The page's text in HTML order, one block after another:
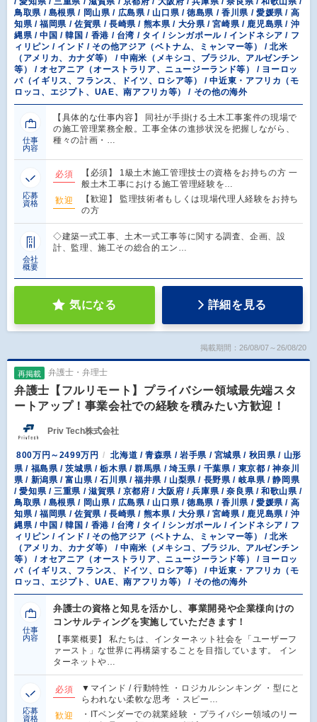
鳥取県 / 島根県 / 岡山県 / 広島県 / 山口県 / 徳島県 / 香川県 / 愛媛県 / 高
知県 / 福岡県 / 佐賀県 / 長崎県 / 熊本県 / 大分県 / 宮崎県 / 鹿児島県 / 沖
縄県 / 中国 / 韓国 / 香港 / 台湾 / タイ / シンガポール / インドネシア / フ
ィリピン / インド / その他アジア（ベトナム、ミャンマー等） / 北米
（アメリカ、カナダ等） / 中南米（メキシコ、ブラジル、アルゼンチン
等） / オセアニア（オーストラリア、ニュージーランド等） / ヨーロッ
パ（イギリス、フランス、ドイツ、ロシア等） / 中近東・アフリカ（モ
ロッコ、エジプト、UAE、南アフリカ等） / その他の海外
仕事
内容
【具体的な仕事内容】 同社が手掛ける土木工事案件の現場で
の施工管理業務全般。工事全体の進捗状況を把握しながら、
種々の計画・…
応募
資格
必須
【必須】 1級土木施工管理技士の資格をお持ちの方 一
般土木工事における施工管理経験を…
歓迎
【歓迎】 監理技術者もしくは現場代理人経験をお持ち
の方
会社
概要
◇建築一式工事、土木一式工事等に関する調査、企画、設
計、監理、施工その総合的エン…
気になる 詳細を見る
掲載期間：26/08/07～26/08/20
再掲載 弁護士・弁理士
弁護士【フルリモート】プライバシー領域最先端スタ
ートアップ！事業会社での経験を積みたい方歓迎！
Priv Tech株式会社
800万円～2499万円
北海道 / 青森県 / 岩手県 / 宮城県 / 秋田県 / 山形
県 / 福島県 / 茨城県 / 栃木県 / 群馬県 / 埼玉県 / 千葉県 / 東京都 / 神奈川
県 / 新潟県 / 富山県 / 石川県 / 福井県 / 山梨県 / 長野県 / 岐阜県 / 静岡県
/ 愛知県 / 三重県 / 滋賀県 / 京都府 / 大阪府 / 兵庫県 / 奈良県 / 和歌山県 /
鳥取県 / 島根県 / 岡山県 / 広島県 / 山口県 / 徳島県 / 香川県 / 愛媛県 / 高
知県 / 福岡県 / 佐賀県 / 長崎県 / 熊本県 / 大分県 / 宮崎県 / 鹿児島県 / 沖
縄県 / 中国 / 韓国 / 香港 / 台湾 / タイ / シンガポール / インドネシア / フ
ィリピン / インド / その他アジア（ベトナム、ミャンマー等） / 北米
（アメリカ、カナダ等） / 中南米（メキシコ、ブラジル、アルゼンチン
等） / オセアニア（オーストラリア、ニュージーランド等） / ヨーロッ
パ（イギリス、フランス、ドイツ、ロシア等） / 中近東・アフリカ（モ
ロッコ、エジプト、UAE、南アフリカ等） / その他の海外
仕事
内容
弁護士の資格と知見を活かし、事業開発や企業様向けの
コンサルティングを実施していただきます！
【事業概要】 私たちは、インターネット社会を「ユーザーフ
ァースト」な世界に再構築することを目指しています。 イン
ターネットや…
応募
資格
必須
▼マインド / 行動特性 ・ロジカルシンキング ・型にと
らわれない柔軟な思考 ・スピー…
歓迎
・ITベンダーでの就業経験 ・プライバシー領域のリー